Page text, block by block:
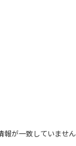
報が一致していません